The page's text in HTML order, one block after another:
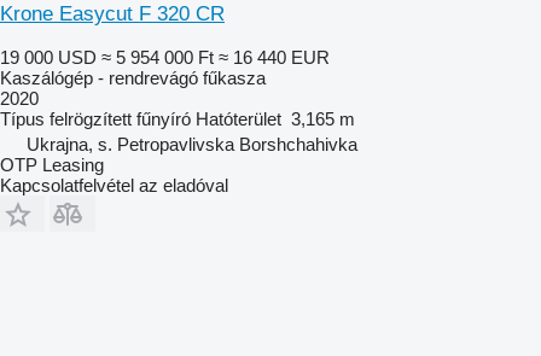
Krone Easycut F 320 CR
19 000 USD ≈ 5 954 000 Ft ≈ 16 440 EUR
Kaszálógép - rendrevágó fűkasza
2020
Típus felrögzített fűnyíró Hatóterület 3,165 m
Ukrajna, s. Petropavlivska Borshchahivka
OTP Leasing
Kapcsolatfelvétel az eladóval